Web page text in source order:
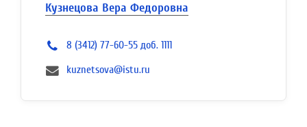
Кузнецова Вера Федоровна
8 (3412) 77-60-55 доб. 1111
kuznetsova@istu.ru